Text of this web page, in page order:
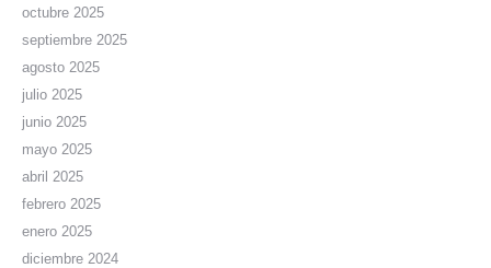
octubre 2025
septiembre 2025
agosto 2025
julio 2025
junio 2025
mayo 2025
abril 2025
febrero 2025
enero 2025
diciembre 2024